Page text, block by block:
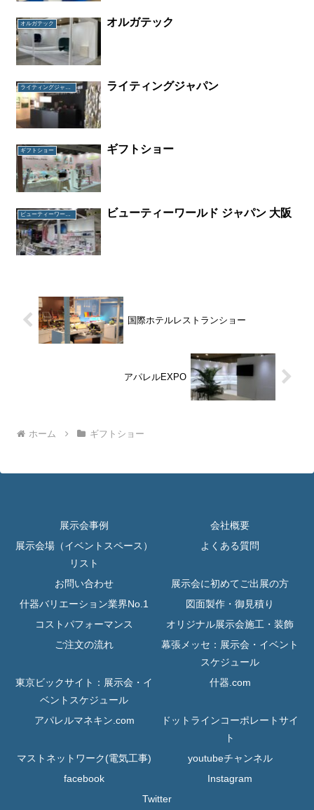
オルガテック オルガテック
ライティングジャパン ライティングジャパン
ギフトショー ギフトショー
ビューティーワールド ジャパン 大阪 ビューティーワールド ジャパン 大阪
国際ホテルレストランショー
アパレルEXPO
ホーム ギフトショー
展示会事例
会社概要
展示会場（イベントスペース）
リスト
よくある質問
お問い合わせ
展示会に初めてご出展の方
什器バリエーション業界No.1
図面製作・御見積り
コストパフォーマンス
オリジナル展示会施工・装飾
ご注文の流れ
幕張メッセ：展示会・イベント
スケジュール
東京ビックサイト：展示会・イ
ベントスケジュール
什器.com
アパレルマネキン.com
ドットラインコーポレートサイ
ト
マストネットワーク(電気工事)
youtubeチャンネル
facebook
Instagram
Twitter